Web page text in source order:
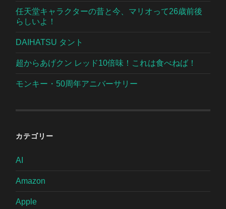
任天堂キャラクターの昔と今、マリオって26歳前後
らしいよ！
DAIHATSU タント
超からあげクン レッド10倍味！これは食べねば！
モンキー・50周年アニバーサリー
カテゴリー
AI
Amazon
Apple